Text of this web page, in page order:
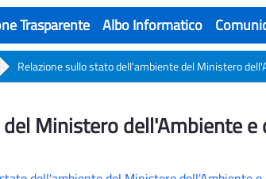
Trasparente Albo Informatico
Relazione sullo stato dell'ambiente del Ministero
Ministero dell'Ambiente e
Ministero dell'Ambiente e